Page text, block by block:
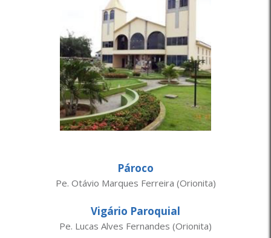
Pároco
Pe. Otávio Marques Ferreira (Orionita)
Vigário Paroquial
Pe. Lucas Alves Fernandes (Orionita)